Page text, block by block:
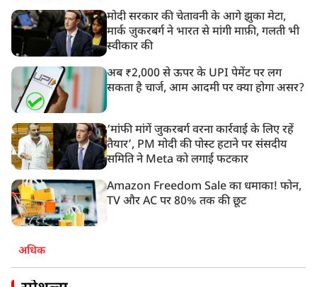
मोदी सरकार की चेतावनी के आगे झुका मेटा,
मार्क ज़ुकरबर्ग ने भारत से मांगी माफ़ी, गलती भी
स्वीकार की
अब ₹2,000 से ऊपर के UPI पेमेंट पर लग
सकता है चार्ज, आम आदमी पर क्या होगा असर?
‘मांफी मांगें जुकरबर्ग वरना कार्रवाई के लिए रहें
तैयार’, PM मोदी की पोस्ट हटाने पर संसदीय
समिति ने Meta को लगाई फटकार
Amazon Freedom Sale का धमाका! फोन,
TV और AC पर 80% तक की छूट
अधिक